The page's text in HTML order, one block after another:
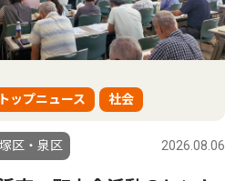
トップニュース 社会
区・泉区 2026.08.06